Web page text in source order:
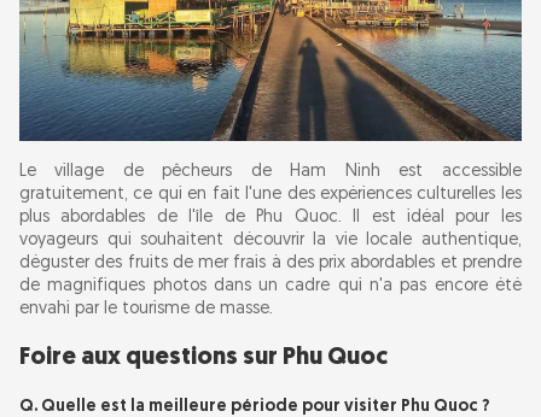
Le village de pêcheurs de Ham Ninh est accessible
gratuitement, ce qui en fait l'une des expériences culturelles les
plus abordables de l'île de Phu Quoc. Il est idéal pour les
voyageurs qui souhaitent découvrir la vie locale authentique,
déguster des fruits de mer frais à des prix abordables et prendre
de magnifiques photos dans un cadre qui n'a pas encore été
envahi par le tourisme de masse.
Foire aux questions sur Phu Quoc
Q. Quelle est la meilleure période pour visiter Phu Quoc ?